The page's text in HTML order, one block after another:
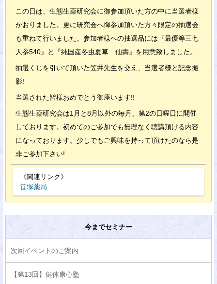
この日は、生態生薬研究会に御参加頂いた方の中に当選者様
がおりました。更に研究会へ御参加頂いた方々限定の抽選会
も重ねて行いました。参加者様への抽選品には『最優等三七
人参540』と『純国産冬虫夏草 仙壽』を用意致しました。
抽選くじを引いて頂いた笠井先生を交え、当選者様と記念撮
影!
当選された皆様おめでとう御座います!!
生態生薬研究会は1月と8月以外の毎月、第2の日曜日に開催
しております。初めてのご参加でも無理なく聴講頂ける内容
になっております。少しでもご興味を持って頂けたのなら是
非ご参加下さい!
《関連リンク》
笹塚薬局
今までセミナー
次回イベントのご案内
【第13回】健体康心塾